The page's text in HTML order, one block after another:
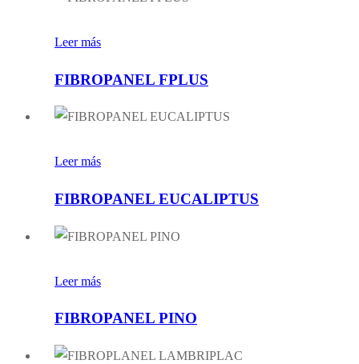
Leer más
FIBROPANEL FPLUS
Leer más
FIBROPANEL EUCALIPTUS
Leer más
FIBROPANEL PINO